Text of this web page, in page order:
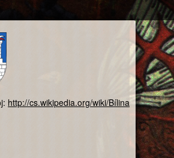
http://cs.wikipedia.org/wiki/Bílina